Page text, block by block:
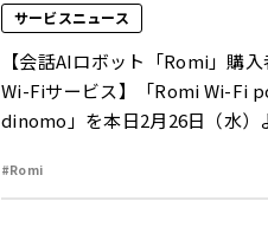
サービスニュース
【会話AIロボット「Romi」購
Wi-Fiサービス】「Romi Wi-Fi
dinomo」を本日2月26日（水）
#Romi